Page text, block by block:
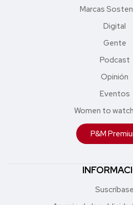
Marcas
Digital
Gente
Podcast
Opinión
Eventos
Women to
P&M
Suscríbase